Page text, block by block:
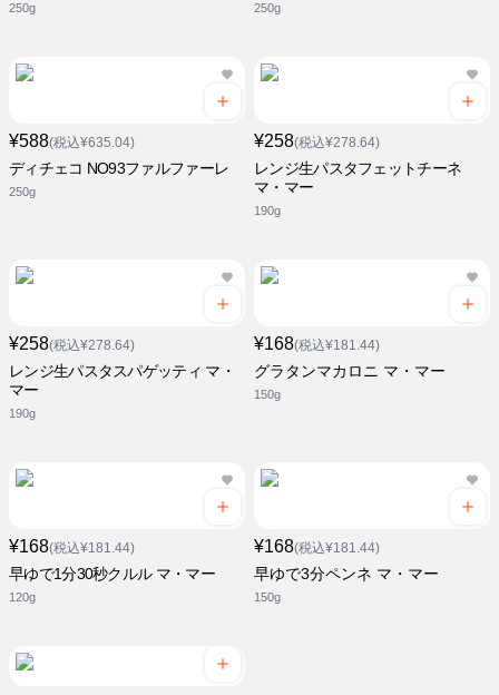
250g 250g
¥588(税込¥635.04)
ディチェコ NO93ファルファーレ
250g
¥258(税込¥278.64)
レンジ生パスタフェットチーネ
マ・マー
190g
¥258(税込¥278.64)
レンジ生パスタスパゲッティ マ・
マー
190g
¥168(税込¥181.44)
グラタンマカロニ マ・マー
150g
¥168(税込¥181.44)
早ゆで1分30秒クルル マ・マー
120g
¥168(税込¥181.44)
早ゆで3分ペンネ マ・マー
150g